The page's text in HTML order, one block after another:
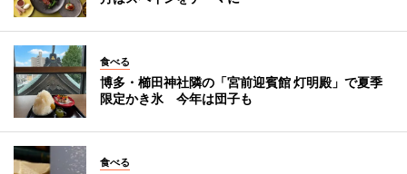
食べる
博多・櫛田神社隣の「宮前迎賓館 灯明殿」で夏季
限定かき氷 今年は団子も
食べる